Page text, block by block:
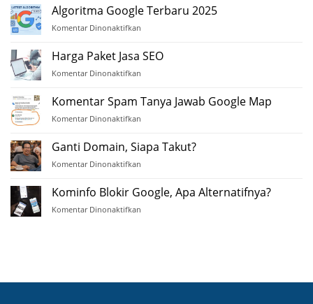
Backlink
Berkualitas
Algoritma Google Terbaru 2025
Komentar Dinonaktifkan
Google
Terbaru
Harga Paket Jasa SEO
Komentar Dinonaktifkan
Paket
Jasa
Komentar Spam Tanya Jawab Google Map
Komentar Dinonaktifkan
Spam
Tanya
Map
Ganti Domain, Siapa Takut?
Komentar Dinonaktifkan
Domain,
Siapa
Kominfo Blokir Google, Apa Alternatifnya?
Komentar Dinonaktifkan